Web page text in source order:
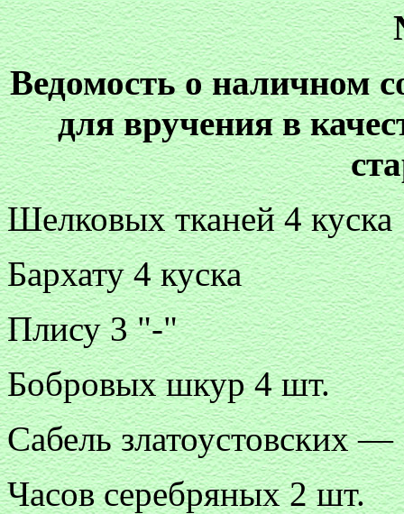
Ведомость о наличном
для вручения в
Шелковых тканей 4 куска
Бархату 4 куска
Плису 3 "-"
Бобровых шкур 4 шт.
Сабель златоустовских —
Часов серебряных 2 шт.